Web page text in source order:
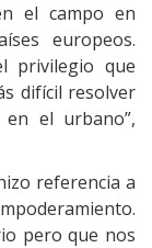
el campo en
europeos.
privilegio que
difícil resolver
el urbano”,
referencia a
pero que nos